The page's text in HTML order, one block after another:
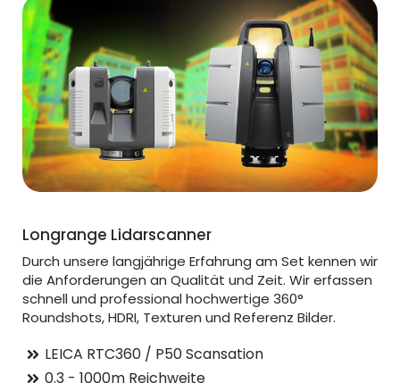
Longrange Lidarscanner
Durch unsere langjährige Erfahrung am Set kennen wir
die Anforderungen an Qualität und Zeit. Wir erfassen
schnell und professional hochwertige 360°
Roundshots, HDRI, Texturen und Referenz Bilder.
LEICA RTC360 / P50 Scansation
0.3 - 1000m Reichweite